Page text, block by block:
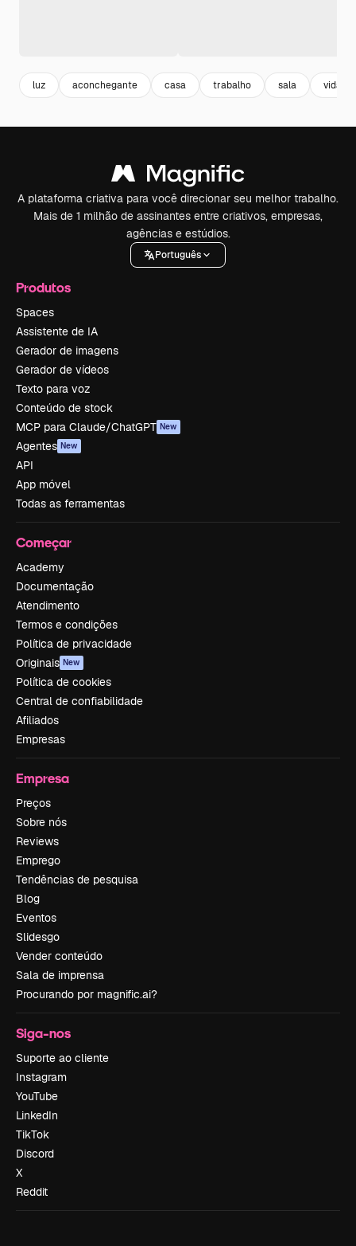
luz aconchegante casa trabalho sala vida
A plataforma criativa para você direcionar seu melhor trabalho.
Mais de 1 milhão de assinantes entre criativos, empresas,
agências e estúdios.
Português
Produtos
Spaces
Assistente de IA
Gerador de imagens
Gerador de vídeos
Texto para voz
Conteúdo de stock
MCP para Claude/ChatGPT New
Agentes New
API
App móvel
Todas as ferramentas
Começar
Academy
Documentação
Atendimento
Termos e condições
Política de privacidade
Originais New
Política de cookies
Central de confiabilidade
Afiliados
Empresas
Empresa
Preços
Sobre nós
Reviews
Emprego
Tendências de pesquisa
Blog
Eventos
Slidesgo
Vender conteúdo
Sala de imprensa
Procurando por magnific.ai?
Siga-nos
Suporte ao cliente
Instagram
YouTube
LinkedIn
TikTok
Discord
X
Reddit